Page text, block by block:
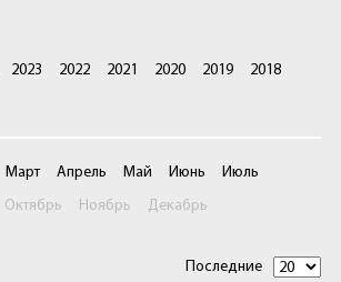
2023 2022 2021 2020 2019
2018
Март Апрель Май Июнь
Июль
Октябрь Ноябрь Декабрь
Последние